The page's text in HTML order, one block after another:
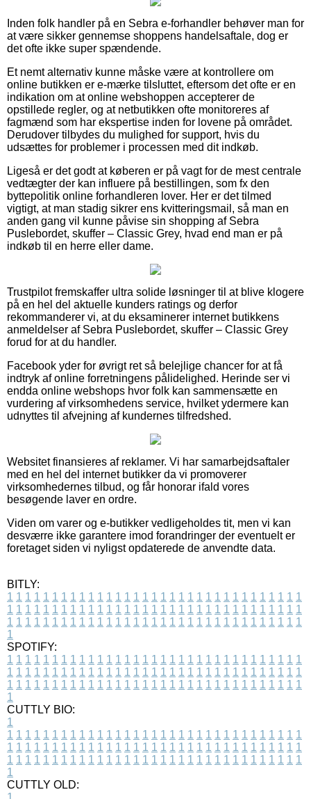
Inden folk handler på en Sebra e-forhandler behøver man for
at være sikker gennemse shoppens handelsaftale, dog er
det ofte ikke super spændende.
Et nemt alternativ kunne måske være at kontrollere om
online butikken er e-mærke tilsluttet, eftersom det ofte er en
indikation om at online webshoppen accepterer de
opstillede regler, og at netbutikken ofte monitoreres af
fagmænd som har ekspertise inden for lovene på området.
Derudover tilbydes du mulighed for support, hvis du
udsættes for problemer i processen med dit indkøb.
Ligeså er det godt at køberen er på vagt for de mest centrale
vedtægter der kan influere på bestillingen, som fx den
byttepolitik online forhandleren lover. Her er det tilmed
vigtigt, at man stadig sikrer ens kvitteringsmail, så man en
anden gang vil kunne påvise sin shopping af Sebra
Puslebordet, skuffer – Classic Grey, hvad end man er på
indkøb til en herre eller dame.
Trustpilot fremskaffer ultra solide løsninger til at blive klogere
på en hel del aktuelle kunders ratings og derfor
rekommanderer vi, at du eksaminerer internet butikkens
anmeldelser af Sebra Puslebordet, skuffer – Classic Grey
forud for at du handler.
Facebook yder for øvrigt ret så belejlige chancer for at få
indtryk af online forretningens pålidelighed. Herinde ser vi
endda online webshops hvor folk kan sammensætte en
vurdering af virksomhedens service, hvilket ydermere kan
udnyttes til afvejning af kundernes tilfredshed.
Websitet finansieres af reklamer. Vi har samarbejdsaftaler
med en hel del internet butikker da vi promoverer
virksomhedernes tilbud, og får honorar ifald vores
besøgende laver en ordre.
Viden om varer og e-butikker vedligeholdes tit, men vi kan
desværre ikke garantere imod forandringer der eventuelt er
foretaget siden vi nyligst opdaterede de anvendte data.
BITLY:
1 1 1 1 1 1 1 1 1 1 1 1 1 1 1 1 1 1 1 1 1 1 1 1 1 1 1 1 1 1 1 1 1
1 1 1 1 1 1 1 1 1 1 1 1 1 1 1 1 1 1 1 1 1 1 1 1 1 1 1 1 1 1 1 1 1
1 1 1 1 1 1 1 1 1 1 1 1 1 1 1 1 1 1 1 1 1 1 1 1 1 1 1 1 1 1 1 1 1
1
SPOTIFY:
1 1 1 1 1 1 1 1 1 1 1 1 1 1 1 1 1 1 1 1 1 1 1 1 1 1 1 1 1 1 1 1 1
1 1 1 1 1 1 1 1 1 1 1 1 1 1 1 1 1 1 1 1 1 1 1 1 1 1 1 1 1 1 1 1 1
1 1 1 1 1 1 1 1 1 1 1 1 1 1 1 1 1 1 1 1 1 1 1 1 1 1 1 1 1 1 1 1 1
1
CUTTLY BIO:
1
1 1 1 1 1 1 1 1 1 1 1 1 1 1 1 1 1 1 1 1 1 1 1 1 1 1 1 1 1 1 1 1 1
1 1 1 1 1 1 1 1 1 1 1 1 1 1 1 1 1 1 1 1 1 1 1 1 1 1 1 1 1 1 1 1 1
1 1 1 1 1 1 1 1 1 1 1 1 1 1 1 1 1 1 1 1 1 1 1 1 1 1 1 1 1 1 1 1 1
1
CUTTLY OLD: